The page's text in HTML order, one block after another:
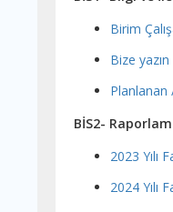
Birim
Bize yazın
Planlanan
BİS2-
2023 Yılı
2024 Yılı